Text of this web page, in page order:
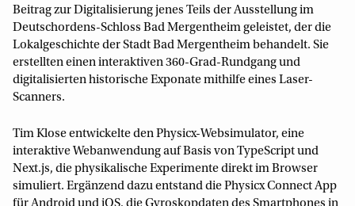
Beitrag zur Digitalisierung jenes Teils der Ausstellung im
Deutschordens-Schloss Bad Mergentheim geleistet, der die
Lokalgeschichte der Stadt Bad Mergentheim behandelt. Sie
erstellten einen interaktiven 360-Grad-Rundgang und
digitalisierten historische Exponate mithilfe eines Laser-
Scanners.
Tim Klose entwickelte den Physicx-Websimulator, eine
interaktive Webanwendung auf Basis von TypeScript und
Next.js, die physikalische Experimente direkt im Browser
simuliert. Ergänzend dazu entstand die Physicx Connect App